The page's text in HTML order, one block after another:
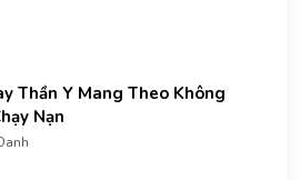
Thần Y Mang Theo Không
Nạn